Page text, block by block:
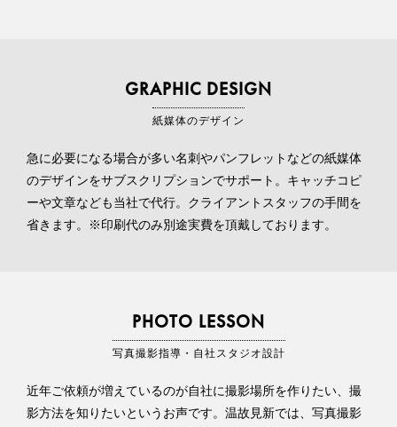
GRAPHIC DESIGN
紙媒体のデザイン
急に必要になる場合が多い名刺やパンフレットなどの紙媒体
のデザインをサブスクリプションでサポート。キャッチコピ
ーや文章なども当社で代行。クライアントスタッフの手間を
省きます。※印刷代のみ別途実費を頂戴しております。
PHOTO LESSON
写真撮影指導・自社スタジオ設計
近年ご依頼が増えているのが自社に撮影場所を作りたい、撮
影方法を知りたいというお声です。温故見新では、写真撮影